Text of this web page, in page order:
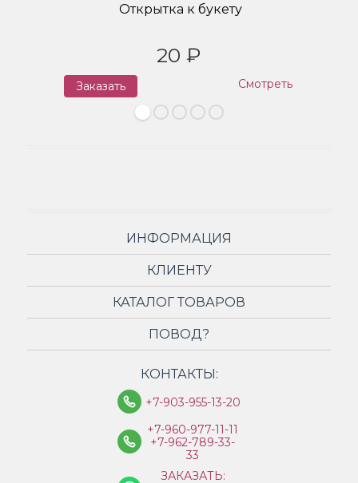
Открытка к букету
20 ₽
Заказать Смотреть
ИНФОРМАЦИЯ
КЛИЕНТУ
КАТАЛОГ ТОВАРОВ
ПОВОД?
КОНТАКТЫ:
+7-903-955-13-20
+7-960-977-11-11
+7-962-789-33-
33
ЗАКАЗАТЬ: